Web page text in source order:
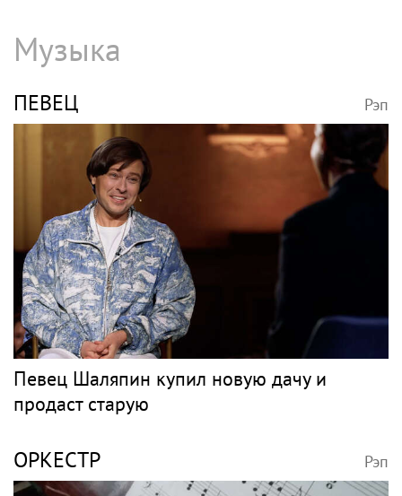
Музыка
ПЕВЕЦ Рэп
Певец Шаляпин купил новую дачу и
продаст старую
ОРКЕСТР Рэп